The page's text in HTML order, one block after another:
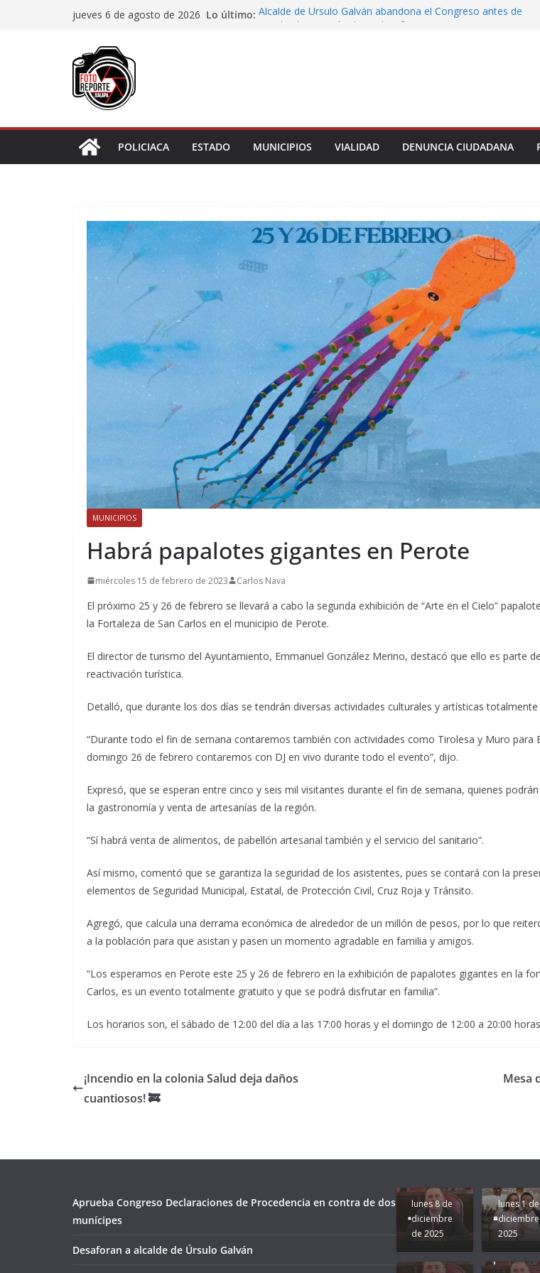
jueves 6 de agosto de 2026 Lo último: Alcalde de Úrsulo Galván abandona el Congreso antes de
de discapacidad
POLICIACA
ESTADO MUNICIPIOS VIALIDAD DENUNCIA CIUDADANA
MUNICIPIOS
Habrá papalotes gigantes en Perote
miércoles 15 de febrero de 2023 Carlos Nava
El próximo 25 y 26 de febrero se llevará a cabo la segunda exhibición de “Arte en el Cielo”
la Fortaleza de San Carlos en el municipio de Perote.
El director de turismo del Ayuntamiento, Emmanuel González Merino, destacó que ello es parte
reactivación turística.
Detalló, que durante los dos días se tendrán diversas actividades culturales y artísticas
“Durante todo el fin de semana contaremos también con actividades como Tirolesa y Muro para
domingo 26 de febrero contaremos con DJ en vivo durante todo el evento”, dijo.
Expresó, que se esperan entre cinco y seis mil visitantes durante el fin de semana, quienes
la gastronomía y venta de artesanías de la región.
“Sí habrá venta de alimentos, de pabellón artesanal también y el servicio del sanitario”.
Así mismo, comentó que se garantiza la seguridad de los asistentes, pues se contará con la
elementos de Seguridad Municipal, Estatal, de Protección Civil, Cruz Roja y Tránsito.
Agregó, que calcula una derrama económica de alrededor de un millón de pesos, por lo que
a la población para que asistan y pasen un momento agradable en familia y amigos.
“Los esperamos en Perote este 25 y 26 de febrero en la exhibición de papalotes gigantes en la
Carlos, es un evento totalmente gratuito y que se podrá disfrutar en familia”.
Los horarios son, el sábado de 12:00 del día a las 17:00 horas y el domingo de 12:00 a 20:00
¡Incendio en la colonia Salud deja daños
cuantiosos! 🚒
Mesa
Aprueba Congreso Declaraciones de Procedencia en contra de dos
munícipes
Desaforan a alcalde de Úrsulo Galván
lunes 8 de
diciembre
de 2025
lunes 1 de
2025
Apoyo y
Seguimos la
Ruta que
Marca
Nuestra
Rocío Nahle.
de
San
Andrés
Tuxtla